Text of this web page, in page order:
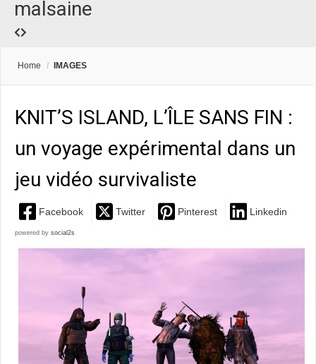
malsaine
Home / IMAGES
KNIT’S ISLAND, L’ÎLE SANS FIN :
un voyage expérimental dans un
jeu vidéo survivaliste
Facebook Twitter Pinterest Linkedin
powered by social2s